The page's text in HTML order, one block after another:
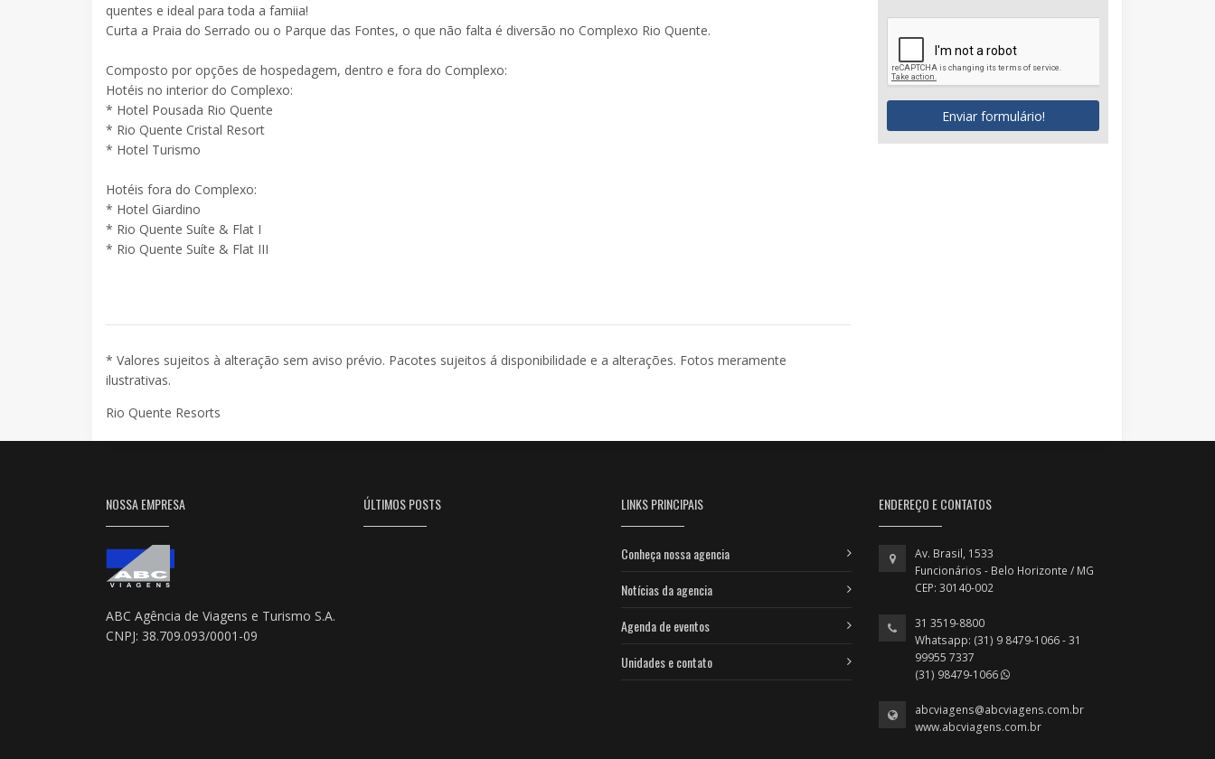
quentes e ideal para toda a famiia!
Curta a Praia do Serrado ou o Parque das Fontes, o que não falta é diversão no Complexo Rio Quente.
Composto por opções de hospedagem, dentro e fora do Complexo:
Hotéis no interior do Complexo:
* Hotel Pousada Rio Quente
* Rio Quente Cristal Resort
* Hotel Turismo
Hotéis fora do Complexo:
* Hotel Giardino
* Rio Quente Suíte & Flat I
* Rio Quente Suíte & Flat III
* Valores sujeitos à alteração sem aviso prévio. Pacotes sujeitos á disponibilidade e a alterações. Fotos meramente
ilustrativas.
Rio Quente Resorts
Enviar formulário!
NOSSA EMPRESA
ABC Agência de Viagens e Turismo S.A.
CNPJ: 38.709.093/0001-09
ÚLTIMOS POSTS LINKS PRINCIPAIS
Conheça nossa agencia
Notícias da agencia
Agenda de eventos
Unidades e contato
ENDEREÇO E CONTATOS
Av. Brasil, 1533
Funcionários - Belo Horizonte / MG
CEP: 30140-002
31 3519-8800
Whatsapp: (31) 9 8479-1066 - 31
99955 7337
(31) 98479-1066
abcviagens@abcviagens.com.br
www.abcviagens.com.br